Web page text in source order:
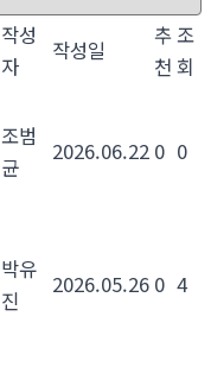
작성
자
작성일
추
천
조
회
조범
균
2026.06.22 0 0
박유
진
2026.05.26 0 4